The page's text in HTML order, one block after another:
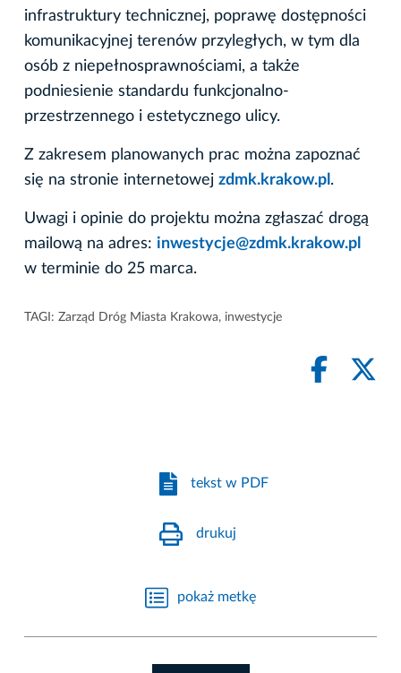
infrastruktury technicznej, poprawę dostępności
komunikacyjnej terenów przyległych, w tym dla
osób z niepełnosprawnościami, a także
podniesienie standardu funkcjonalno-
przestrzennego i estetycznego ulicy.
Z zakresem planowanych prac można zapoznać
się na stronie internetowej zdmk.krakow.pl .
Uwagi i opinie do projektu można zgłaszać drogą
mailową na adres: inwestycje@zdmk.krakow.pl
w terminie do 25 marca.
TAGI: Zarząd Dróg Miasta Krakowa, inwestycje
tekst w PDF
drukuj
pokaż metkę